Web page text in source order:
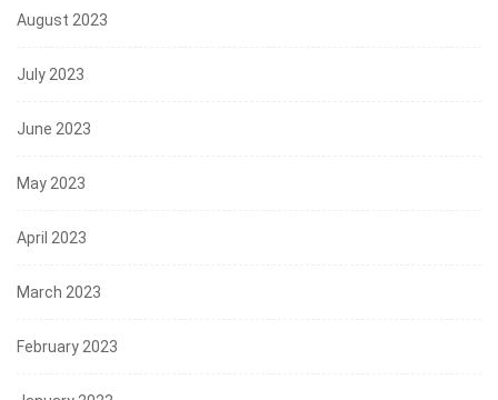
August 2023
July 2023
June 2023
May 2023
April 2023
March 2023
February 2023